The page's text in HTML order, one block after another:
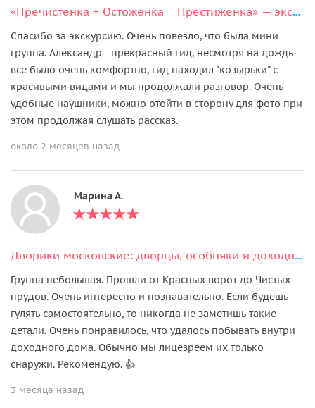
«Пречистенка + Остоженка = Престиженка» — экскурсия в мини-группе
Спасибо за экскурсию. Очень повезло, что была мини
группа. Александр - прекрасный гид, несмотря на дождь
все было очень комфортно, гид находил "козырьки" с
красивыми видами и мы продолжали разговор. Очень
удобные наушники, можно отойти в сторону для фото при
этом продолжая слушать рассказ.
около 2 месяцев назад
Марина А.
Дворики московские: дворцы, особняки и доходные дома столицы
Группа небольшая. Прошли от Красных ворот до Чистых
прудов. Очень интересно и познавательно. Если будешь
гулять самостоятельно, то никогда не заметишь такие
детали. Очень понравилось, что удалось побывать внутри
доходного дома. Обычно мы лицезреем их только
снаружи. Рекомендую. 👍
3 месяца назад